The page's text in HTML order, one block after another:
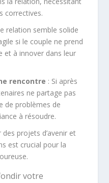
correctives.
relation semble solide
si le couple ne prend
et à innover dans leur
rencontre : Si après
ne partage pas
de problèmes de
à résoudre.
des projets d’avenir et
est crucial pour la
votre